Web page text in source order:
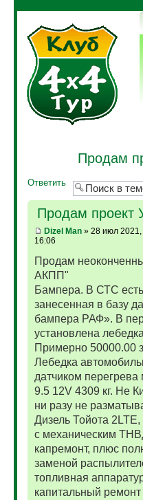
Продам
Ответить
Продам проект
Dizel Man» 28 июл
16:06
Продам
АКПП"
Бампера. В СТС
занесенная в базу
бампера РАФ». В
установлена
Примерно 50000.00
Лебедка
датчиком
9.5 12V 4309 кг. Не
ни разу не
Дизель Тойота
с механическим
капремонт, плюс
заменой
топливная
капитальный